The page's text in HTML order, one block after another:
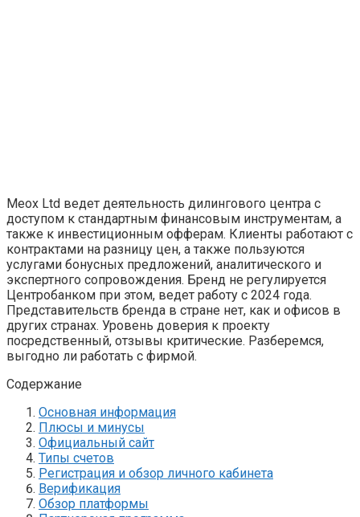
Meox Ltd ведет деятельность дилингового центра с
доступом к стандартным финансовым инструментам, а
также к инвестиционным офферам. Клиенты работают с
контрактами на разницу цен, а также пользуются
услугами бонусных предложений, аналитического и
экспертного сопровождения. Бренд не регулируется
Центробанком при этом, ведет работу с 2024 года.
Представительств бренда в стране нет, как и офисов в
других странах. Уровень доверия к проекту
посредственный, отзывы критические. Разберемся,
выгодно ли работать с фирмой.
Содержание
Основная информация
Плюсы и минусы
Официальный сайт
Типы счетов
Регистрация и обзор личного кабинета
Верификация
Обзор платформы